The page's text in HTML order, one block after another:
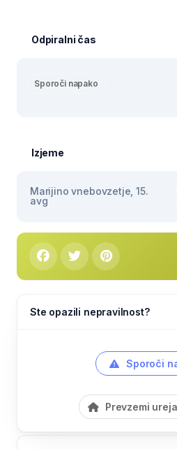
Odpiralni čas
Sporoči napako
Izjeme
Marijino vnebovzetje, 15.
avg
Ste opazili nepravilnost?
Sporoči
Prevzemi